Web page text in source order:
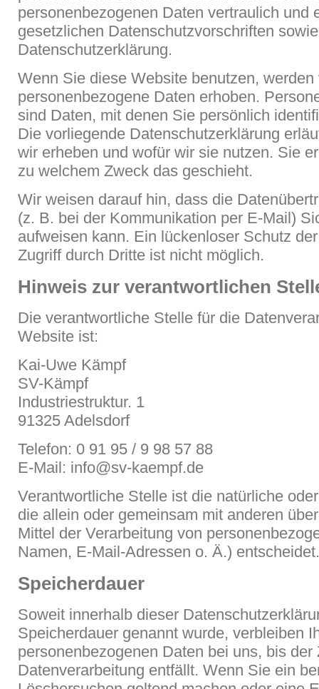
personenbezogenen Daten vertraulich und
gesetzlichen Datenschutzvorschriften
Datenschutzerklärung.
Wenn Sie diese Website benutzen,
personenbezogene Daten erhoben.
sind Daten, mit denen Sie persönlich
Die vorliegende Datenschutzerklärung
wir erheben und wofür wir sie nutzen. Sie
zu welchem Zweck das geschieht.
Wir weisen darauf hin, dass die
(z. B. bei der Kommunikation per E-Mail)
aufweisen kann. Ein lückenloser Schutz
Zugriff durch Dritte ist nicht möglich.
Hinweis zur verantwortlichen
Die verantwortliche Stelle für die
Website ist:
Kai-Uwe Kämpf
SV-Kämpf
Industriestruktur. 1
91325 Adelsdorf
Telefon: 0 91 95 / 9 98 57 88
E-Mail: info@sv-kaempf.de
Verantwortliche Stelle ist die natürliche
die allein oder gemeinsam mit anderen
Mittel der Verarbeitung von
Namen, E-Mail-Adressen o. Ä.) entscheidet.
Speicherdauer
Soweit innerhalb dieser
Speicherdauer genannt wurde, verbleiben
personenbezogenen Daten bei uns, bis der
Datenverarbeitung entfällt. Wenn Sie ein